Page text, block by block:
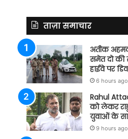
ताज़ा समाचार
अतीक
समेत दो की
हाईवे पर
6 hours ago
Rahul
को लेकर
युवाओं के
9 hours ago